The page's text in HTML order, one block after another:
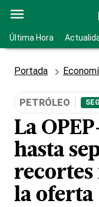
Última Hora
Portada
PETRÓLEO
La
hasta
recortes
la oferta